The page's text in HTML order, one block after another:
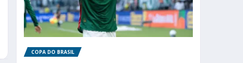
COPA DO BRASIL